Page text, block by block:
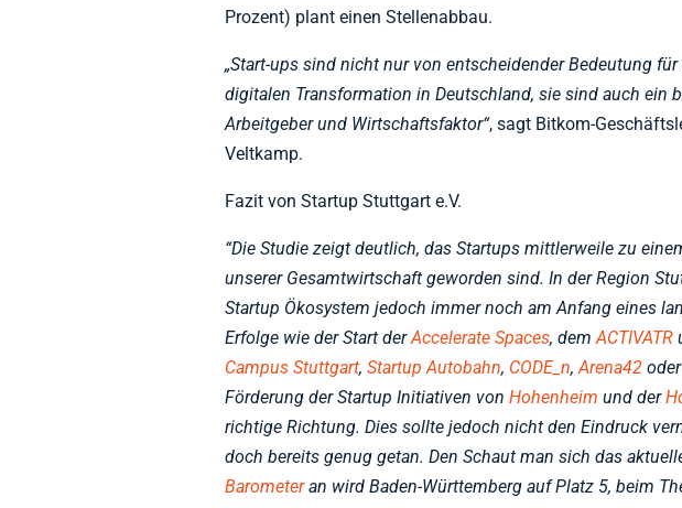
Prozent) plant einen Stellenabbau.
„Start-ups sind nicht nur von entscheidender Bedeutung
digitalen Transformation in Deutschland, sie sind auch ein
Arbeitgeber und Wirtschaftsfaktor“, sagt Bitkom-
Veltkamp.
Fazit von Startup Stuttgart e.V.
“Die Studie zeigt deutlich, das Startups mittlerweile zu
unserer Gesamtwirtschaft geworden sind. In der Region
Startup Ökosystem jedoch immer noch am Anfang eines
Erfolge wie der Start derAccelerate Spaces, demACTIVATR
Campus Stuttgart,Startup Autobahn, CODE_n,Arena42
Förderung der Startup Initiativen vonHohenheim und der
richtige Richtung. Dies sollte jedoch nicht den Eindruck
doch bereits genug getan. Den Schaut man sich das
Barometeran wird Baden-Württemberg auf Platz 5, beim